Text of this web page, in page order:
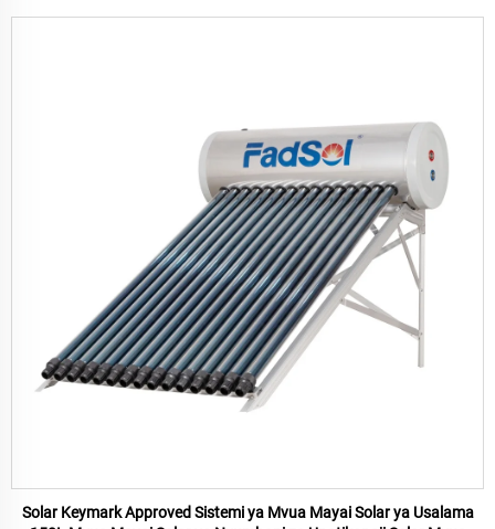
Solar Keymark Approved Sistemi ya Mvua Mayai Solar ya Usalama